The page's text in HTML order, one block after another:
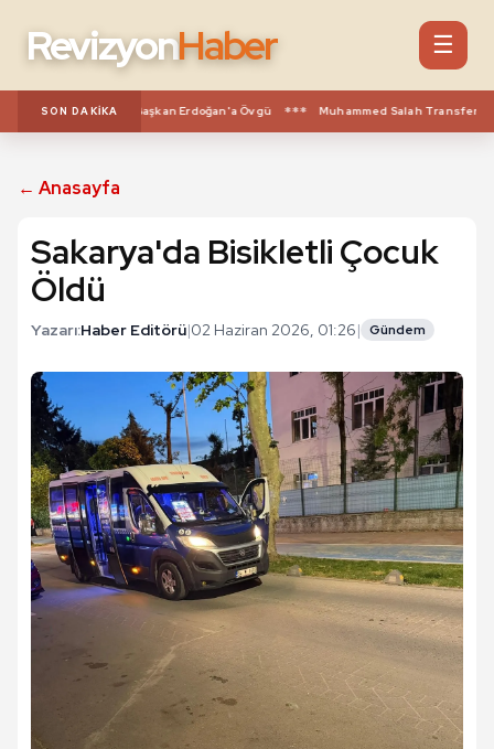
RevizyonHaber ☰
SON DAKIKA
Avn'dan Başkan Erdoğan'a Övgü *** Muhammed Salah Transferinin
← Anasayfa
Sakarya'da Bisikletli Çocuk
Öldü
Yazarı:Haber Editörü|02 Haziran 2026, 01:26| Gündem